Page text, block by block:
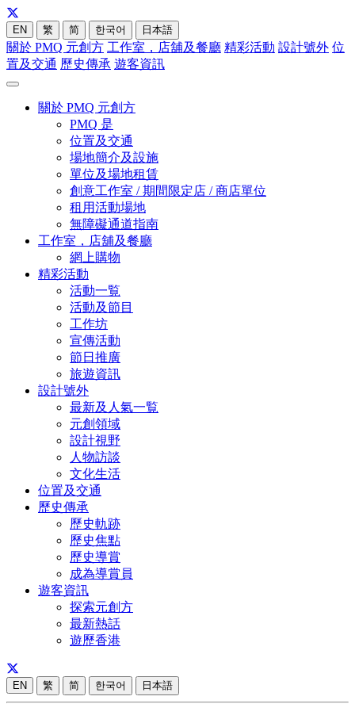
EN 繁 简 한국어 日本語
關於 PMQ 元創方 工作室，店舖及餐廳 精彩活動 設計號外 位
置及交通 歷史傳承 遊客資訊
關於 PMQ 元創方
PMQ 是
位置及交通
場地簡介及設施
單位及場地租賃
創意工作室 / 期間限定店 / 商店單位
租用活動場地
無障礙通道指南
工作室，店舖及餐廳
網上購物
精彩活動
活動一覧
活動及節目
工作坊
宣傳活動
節日推廣
旅遊資訊
設計號外
最新及人氣一覧
元創領域
設計視野
人物訪談
文化生活
位置及交通
歷史傳承
歷史軌跡
歷史焦點
歷史導賞
成為導賞員
遊客資訊
探索元創方
最新熱話
遊歷香港
EN 繁 简 한국어 日本語